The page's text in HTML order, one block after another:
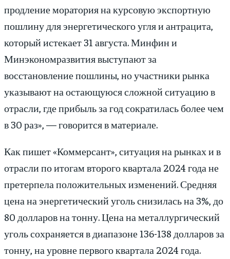
продление моратория на курсовую экспортную
пошлину для энергетического угля и антрацита,
который истекает 31 августа. Минфин и
Минэкономразвития выступают за
восстановление пошлины, но участники рынка
указывают на остающуюся сложной ситуацию в
отрасли, где прибыль за год сократилась более чем
в 30 раз», — говорится в материале.
Как пишет «Коммерсант», ситуация на рынках и в
отрасли по итогам второго квартала 2024 года не
претерпела положительных изменений. Средняя
цена на энергетический уголь снизилась на 3%, до
80 долларов на тонну. Цена на металлургический
уголь сохраняется в диапазоне 136-138 долларов за
тонну, на уровне первого квартала 2024 года.